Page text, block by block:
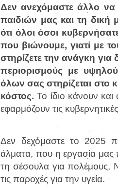
Δεν ανεχόμαστε άλλο να
παιδιών μας και τη δική
ότι όλοι όσοι
που βιώνουμε, γιατί με
στηρίζετε την ανάγκη
περιορισμούς με
όλων σας στηρίζεται στο
κόστος. Το ίδιο κάνουν και
εφαρμόζουν τις
Δεν δεχόμαστε το 2025
άλματα, που η εργασία μας
τη σέσουλα για πολέμους,
τις παροχές για την υγεία.